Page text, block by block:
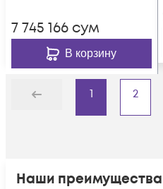
7 745 166 сум
В корзину
Назад
1 2
Наши преимущества